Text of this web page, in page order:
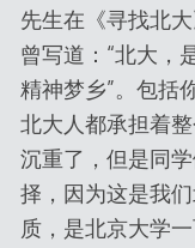
先生在《寻找北
曾写道：“北大，
精神梦乡”。包括
北大人都承担着
沉重了，但是同
择，因为这是我
质，是北京大学